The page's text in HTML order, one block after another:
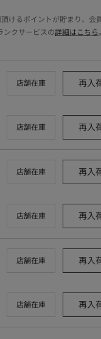
けるポイントが貯まり、会
ンクサービスの詳細はこちら。
店舗在庫 再入
店舗在庫 再入
店舗在庫 再入
店舗在庫 再入
店舗在庫 再入
店舗在庫 再入